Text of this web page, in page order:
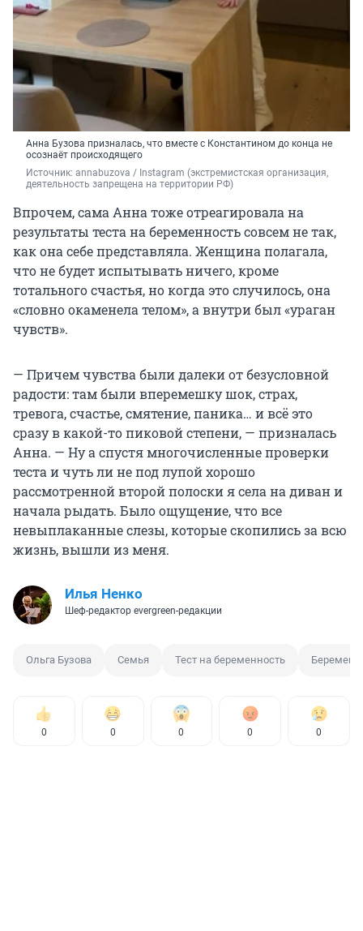
Анна Бузова призналась, что вместе с Константином до конца не
осознаёт происходящего
Источник: annabuzova / Instagram (экстремистская организация,
деятельность запрещена на территории РФ)
Впрочем, сама Анна тоже отреагировала на
результаты теста на беременность совсем не так,
как она себе представляла. Женщина полагала,
что не будет испытывать ничего, кроме
тотального счастья, но когда это случилось, она
«словно окаменела телом», а внутри был «ураган
чувств».
— Причем чувства были далеки от безусловной
радости: там были вперемешку шок, страх,
тревога, счастье, смятение, паника… и всё это
сразу в какой-то пиковой степени, — призналась
Анна. — Ну а спустя многочисленные проверки
теста и чуть ли не под лупой хорошо
рассмотренной второй полоски я села на диван и
начала рыдать. Было ощущение, что все
невыплаканные слезы, которые скопились за всю
жизнь, вышли из меня.
Илья Ненко
Шеф-редактор evergreen-редакции
Ольга Бузова Семья Тест на беременность
0 0 0 0 0